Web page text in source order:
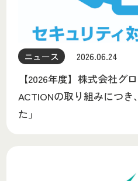
ニュース 2026.06.24
【2026年度】株式会社グ
ACTIONの取り組みにつ
た」